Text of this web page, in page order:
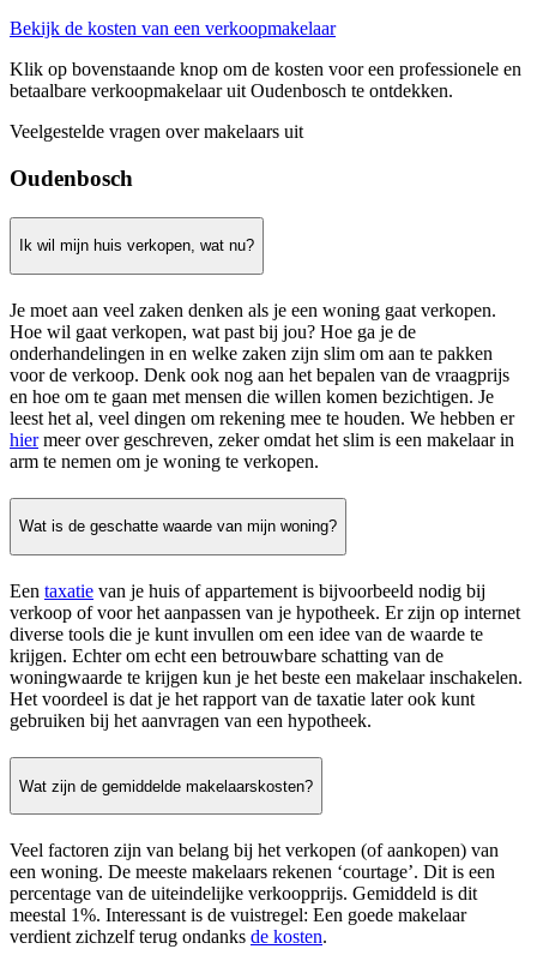
Bekijk de kosten van een verkoopmakelaar
Klik op bovenstaande knop om de kosten voor een professionele en
betaalbare verkoopmakelaar uit Oudenbosch te ontdekken.
Veelgestelde vragen over makelaars uit
Oudenbosch
Ik wil mijn huis verkopen, wat nu?
Je moet aan veel zaken denken als je een woning gaat verkopen.
Hoe wil gaat verkopen, wat past bij jou? Hoe ga je de
onderhandelingen in en welke zaken zijn slim om aan te pakken
voor de verkoop. Denk ook nog aan het bepalen van de vraagprijs
en hoe om te gaan met mensen die willen komen bezichtigen. Je
leest het al, veel dingen om rekening mee te houden. We hebben er
hiermeer over geschreven, zeker omdat het slim is een makelaar in
arm te nemen om je woning te verkopen.
Wat is de geschatte waarde van mijn woning?
Een taxatie van je huis of appartement is bijvoorbeeld nodig bij
verkoop of voor het aanpassen van je hypotheek. Er zijn op internet
diverse tools die je kunt invullen om een idee van de waarde te
krijgen. Echter om echt een betrouwbare schatting van de
woningwaarde te krijgen kun je het beste een makelaar inschakelen.
Het voordeel is dat je het rapport van de taxatie later ook kunt
gebruiken bij het aanvragen van een hypotheek.
Wat zijn de gemiddelde makelaarskosten?
Veel factoren zijn van belang bij het verkopen (of aankopen) van
een woning. De meeste makelaars rekenen ‘courtage’. Dit is een
percentage van de uiteindelijke verkoopprijs. Gemiddeld is dit
meestal 1%. Interessant is de vuistregel: Een goede makelaar
verdient zichzelf terug ondanks de kosten.